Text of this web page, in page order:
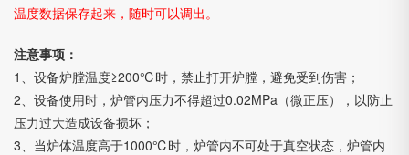
温度数据保存起来，随时可以调出。
注意事项：
1、设备炉膛温度≥200℃时，禁止打开炉膛，避免受到伤害；
2、设备使用时，炉管内压力不得超过0.02MPa（微正压），以防止
压力过大造成设备损坏；
3、当炉体温度高于1000℃时，炉管内不可处于真空状态，炉管内